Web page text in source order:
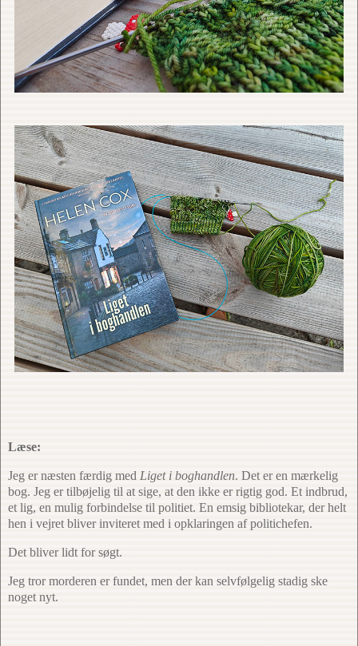
Læse:
Jeg er næsten færdig med Liget i boghandlen. Det er en mærkelig
bog. Jeg er tilbøjelig til at sige, at den ikke er rigtig god. Et indbrud,
et lig, en mulig forbindelse til politiet. En emsig bibliotekar, der helt
hen i vejret bliver inviteret med i opklaringen af politichefen.
Det bliver lidt for søgt.
Jeg tror morderen er fundet, men der kan selvfølgelig stadig ske
noget nyt.